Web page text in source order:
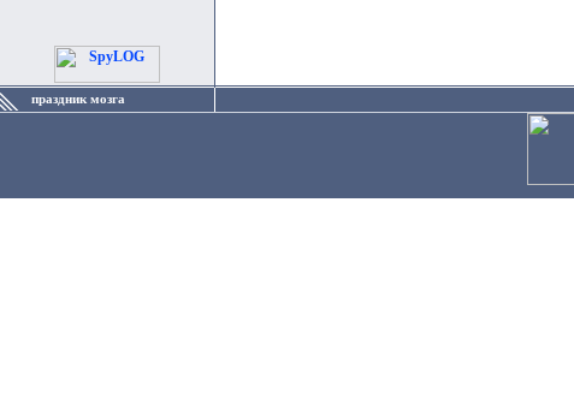
праздник мозга